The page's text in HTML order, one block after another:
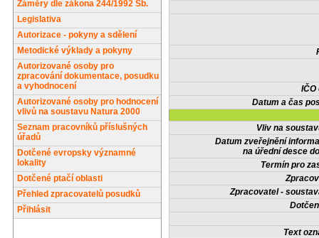
Záměry dle zákona 244/1992 Sb.
Legislativa
Autorizace - pokyny a sdělení
Metodické výklady a pokyny
Autorizované osoby pro
zpracování dokumentace, posudku
a vyhodnocení
Autorizované osoby pro hodnocení
vlivů na soustavu Natura 2000
Seznam pracovníků příslušných
úřadů
Dotčené evropsky významné
lokality
Dotčené ptačí oblasti
Přehled zpracovatelů posudků
Přihlásit
IČO
Datum a čas
Vliv na
Datum zveřejnění
na úřední desce
Termín pro
Zpracovatel -
Text